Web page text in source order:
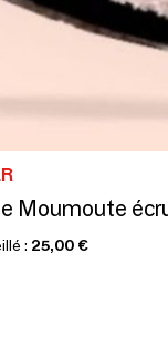
Moumoute
: 25,00 €